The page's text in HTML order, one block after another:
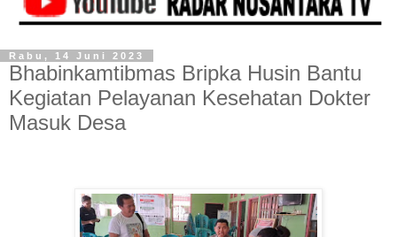
Rabu, 14 Juni 2023
Bhabinkamtibmas Bripka Husin Bantu
Kegiatan Pelayanan Kesehatan Dokter
Masuk Desa